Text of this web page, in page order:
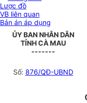
Lược đồ
VB liên quan
Bản án áp dụng
ỦY BAN NHÂN DÂN
TỈNH CÀ MAU
-------
Số: 876/QĐ-UBND